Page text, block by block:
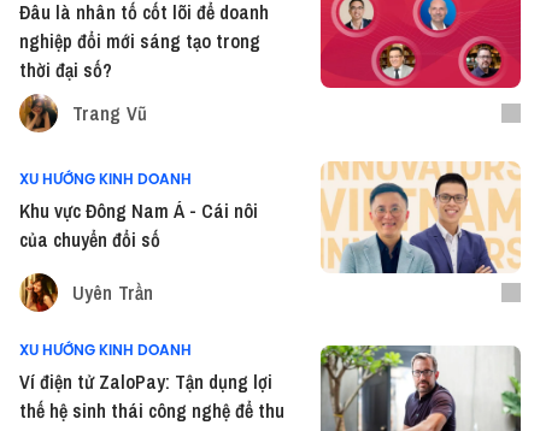
Đâu là nhân tố cốt lõi để doanh
nghiệp đổi mới sáng tạo trong
thời đại số?
Trang Vũ
XU HƯỚNG KINH DOANH
Khu vực Đông Nam Á - Cái nôi
của chuyển đổi số
Uyên Trần
XU HƯỚNG KINH DOANH
Ví điện tử ZaloPay: Tận dụng lợi
thế hệ sinh thái công nghệ để thu